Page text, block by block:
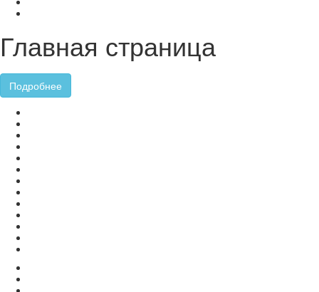
Главная страница
Подробнее